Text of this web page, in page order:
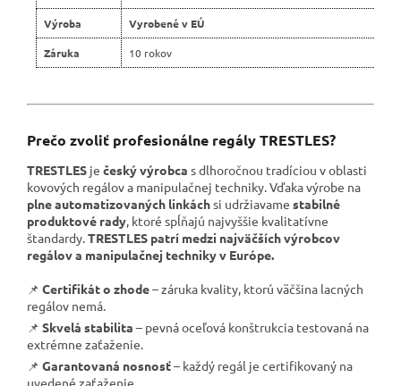
Výroba Vyrobené v EÚ
Záruka 10 rokov
Prečo zvoliť profesionálne regály TRESTLES?
TRESTLES je český výrobca s dlhoročnou tradíciou v oblasti
kovových regálov a manipulačnej techniky. Vďaka výrobe na
plne automatizovaných linkáchsi udržiavame stabilné
produktové rady , ktoré spĺňajú najvyššie kvalitatívne
štandardy. TRESTLES patrí medzi najväčších výrobcov
regálov a manipulačnej techniky v Európe.
📌 Certifikát o zhode– záruka kvality, ktorú väčšina lacných
regálov nemá.
📌 Skvelá stabilita – pevná oceľová konštrukcia testovaná na
extrémne zaťaženie.
📌 Garantovaná nosnosť– každý regál je certifikovaný na
uvedené zaťaženie.